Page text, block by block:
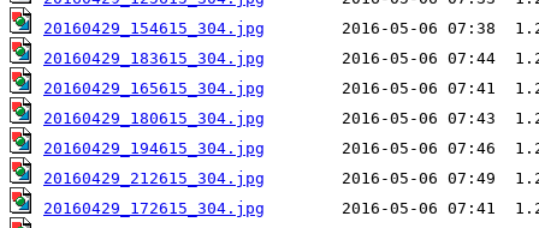
20160429_154615_304.jpg
20160429_183615_304.jpg
20160429_165615_304.jpg
20160429_180615_304.jpg
20160429_194615_304.jpg
20160429_212615_304.jpg
20160429_172615_304.jpg